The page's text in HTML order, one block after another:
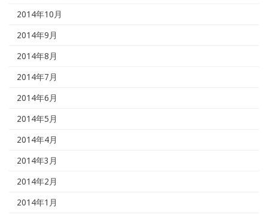
2014年10月
2014年9月
2014年8月
2014年7月
2014年6月
2014年5月
2014年4月
2014年3月
2014年2月
2014年1月